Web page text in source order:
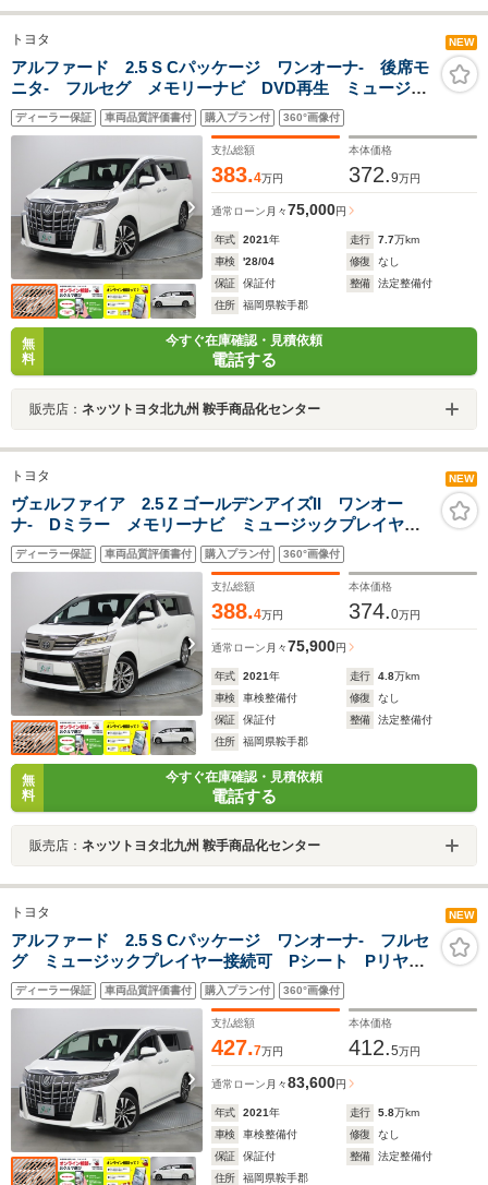
トヨタ NEW
アルファード 2.5 S Cパッケージ ワンオーナ- 後席モ
ニタ- フルセグ メモリーナビ DVD再生 ミュージッ
クプレイヤー接続可 Pシート Pリヤゲート シートク
ーラー バックカメラ 車線逸脱警報 衝突被害軽減シ
ディーラー保証 車両品質評価書付 購入プラン付 360°画像付
支払総額
383.4万円
本体価格
372.9万円
通常ローン 月々75,000円
年式 2021年 走行 7.7万km
車検
'28/04 修復
なし
保証
保証付 整備
法定整備付
住所
福岡県鞍手郡
無
料
今すぐ在庫確認・見積依頼
電話する
販売店： ネッツトヨタ北九州 鞍手商品化センター
トヨタ NEW
ヴェルファイア 2.5 Z ゴールデンアイズII ワンオー
ナ- Dミラー メモリーナビ ミュージックプレイヤー
接続可 Pリヤゲート バックカメラ BSモニタ- 衝突
被害軽減システム ETC ドラレコ 両側電動スライ
ディーラー保証 車両品質評価書付 購入プラン付 360°画像付
支払総額
388.4万円
本体価格
374.0万円
通常ローン 月々75,900円
年式 2021年 走行 4.8万km
車検
車検整備付 修復
なし
保証
保証付 整備
法定整備付
住所
福岡県鞍手郡
無
料
今すぐ在庫確認・見積依頼
電話する
販売店： ネッツトヨタ北九州 鞍手商品化センター
トヨタ NEW
アルファード 2.5 S Cパッケージ ワンオーナ- フルセ
グ ミュージックプレイヤー接続可 Pシート Pリヤゲ
ート シートクーラー バックカメラ 衝突被害軽減シ
ステム ETC 両側電動スライド LEDヘッドランプ
乗車定員7人 3列シート
ディーラー保証 車両品質評価書付 購入プラン付 360°画像付
支払総額
427.7万円
本体価格
412.5万円
通常ローン 月々83,600円
年式 2021年 走行 5.8万km
車検
車検整備付 修復
なし
保証
保証付 整備
法定整備付
住所
福岡県鞍手郡